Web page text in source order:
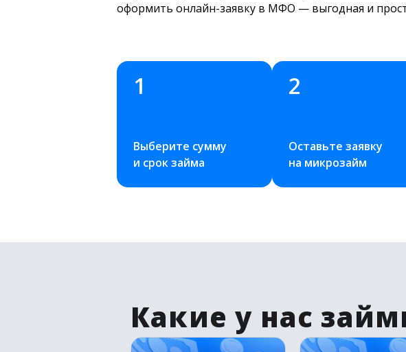
оформить онлайн-заявку в МФО — выгодная и
1
Выберите сумму
и срок займа
2
Оставьте заявку
на микрозайм
Какие у нас